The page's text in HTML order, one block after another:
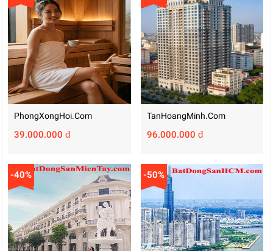
PhongXongHoi.com
39.000.000 đ
TanHoangMinh.com
96.000.000 đ
-40% -50%